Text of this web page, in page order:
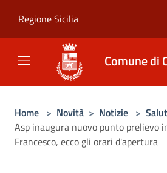
Regione Sicilia
Comune di
Home > Novità > Notizie >
Asp inaugura nuovo punto prelievo
Francesco, ecco gli orari d'apertura